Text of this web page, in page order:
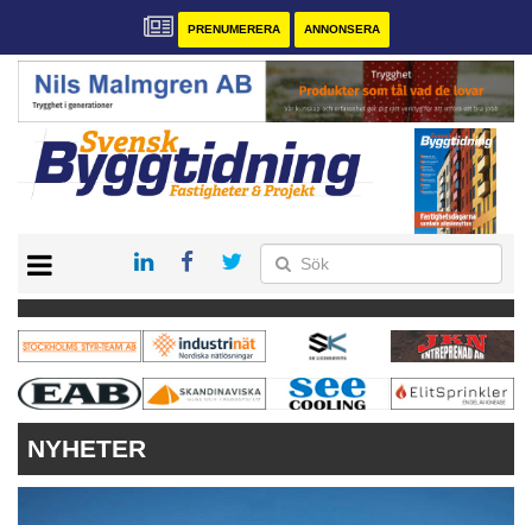
PRENUMERERA ANNONSERA
PRENUMERERA
VÅRA ANDRA MAGASIN
ANNONSERA
KONTAKT
NYHETER